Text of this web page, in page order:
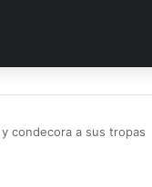
condecora a sus tropas